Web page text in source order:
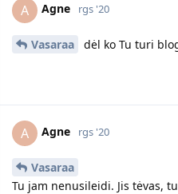
A Agne rgs '20
Vasaraa dėl ko Tu turi
A Agne rgs '20
Vasaraa
Tu jam nenusileidi. Jis tėvas,